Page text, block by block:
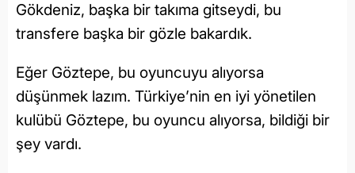
Gökdeniz, başka bir takıma gitseydi, bu
transfere başka bir gözle bakardık.
Eğer Göztepe, bu oyuncuyu alıyorsa
düşünmek lazım. Türkiye’nin en iyi yönetilen
kulübü Göztepe, bu oyuncu alıyorsa, bildiği bir
şey vardı.